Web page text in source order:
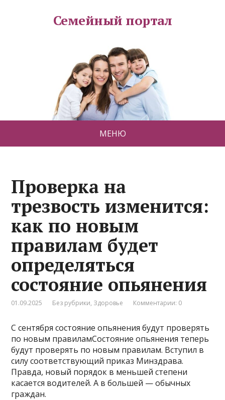
Семейный портал
МЕНЮ
Проверка на
трезвость изменится:
как по новым
правилам будет
определяться
состояние опьянения
01.09.2025 Без рубрики, Здоровье Комментарии: 0
С сентября состояние опьянения будут проверять
по новым правиламСостояние опьянения теперь
будут проверять по новым правилам. Вступил в
силу соответствующий приказ Минздрава.
Правда, новый порядок в меньшей степени
касается водителей. А в большей — обычных
граждан.